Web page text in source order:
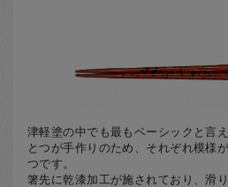
津軽塗の中でも最もベーシックと言
とつが手作りのため、それぞれ模様
つです。
箸先に乾漆加工が施されており、滑